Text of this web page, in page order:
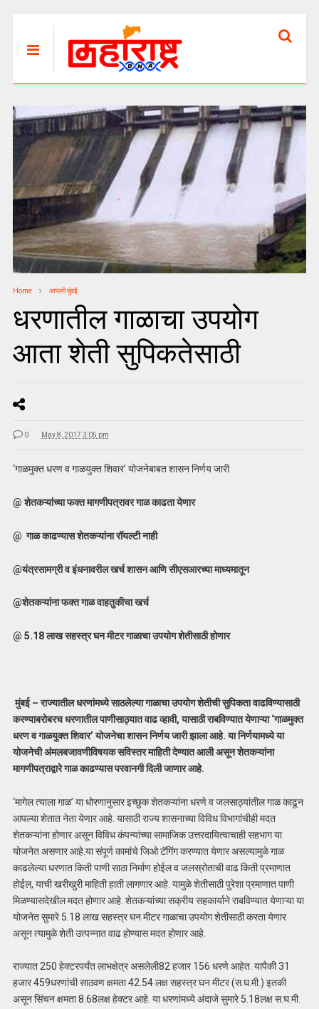
Home आपली मुंबई
धरणातील गाळाचा उपयोग
आता शेती सुपिकतेसाठी
0 May 8, 2017 3:05 pm
‘गाळमुक्त धरण व गाळयुक्त शिवार’ योजनेबाबत शासन निर्णय जारी
@ शेतकऱ्यांच्या फक्त मागणीपत्रावर गाळ काढता येणार
@ गाळ काढण्यास शेतकऱ्यांना रॉयल्टी नाही
@यंत्रसामग्री व इंधनावरील खर्च शासन आणि सीएसआरच्या माध्यमातून
@शेतकऱ्यांना फक्त गाळ वाहतुकीचा खर्च
@ 5.18 लाख सहस्त्र घन मीटर गाळाचा उपयोग शेतीसाठी होणार
मुंबई – राज्यातील धरणांमध्ये साठलेल्या गाळाचा उपयोग शेतीची सुपिकता वाढविण्यासाठी
करण्याबरोबरच धरणातील पाणीसाठ्यात वाढ व्हावी, यासाठी राबविण्यात येणाऱ्या ‘गाळमुक्त
धरण व गाळयुक्त शिवार’ योजनेचा शासन निर्णय जारी झाला आहे. या निर्णयामध्ये या
योजनेची अंमलबजावणीविषयक सविस्तर माहिती देण्यात आली असून शेतकऱ्यांना
मागणीपत्राद्वारे गाळ काढण्यास परवानगी दिली जाणार आहे.
‘मागेल त्याला गाळ’ या धोरणानुसार इच्छुक शेतकऱ्यांना धरणे व जलसाठ्यांतील गाळ काढून
आपल्या शेतात नेता येणार आहे. यासाठी राज्य शासनाच्या विविध विभागांचीही मदत
शेतकऱ्यांना होणार असून विविध कंपन्यांच्या सामाजिक उत्तरदायित्वाचाही सहभाग या
योजनेत असणार आहे.या संपूर्ण कामांचे जिओ टॅगिंग करण्यात येणार असल्यामुळे गाळ
काढलेल्या धरणात किती पाणी साठा निर्माण होईल व जलस्रोताची वाढ किती प्रमाणात
होईल, याची खरीखुरी माहिती हाती लागणार आहे. यामुळे शेतीसाठी पुरेशा प्रमाणात पाणी
मिळण्यासदेखील मदत होणार आहे. शेतकऱ्यांच्या सक्रीय सहकार्याने राबविण्यात येणाऱ्या या
योजनेत सुमारे 5.18 लाख सहस्त्र घन मीटर गाळाचा उपयोग शेतीसाठी करता येणार
असून त्यामुळे शेती उत्पन्नात वाढ होण्यास मदत होणार आहे.
राज्यात 250 हेक्टरपर्यंत लाभक्षेत्र असलेली82 हजार 156 धरणे आहेत. यापैकी 31
हजार 459धरणांची साठवण क्षमता 42.54 लक्ष सहस्त्र घन मीटर (स.घ.मी.) इतकी
असून सिंचन क्षमता 8.68लक्ष हेक्टर आहे. या धरणांमध्ये अंदाजे सुमारे 5.18लक्ष स.घ.मी.